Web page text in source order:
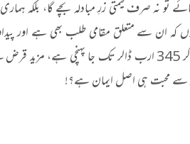
تو نہ صرف قیمتی زرِ مبادلہ بچے گا، بلکہ
کہ ان سے متعلق مقامی طلب بھی ہے اور
لیکن حکومت کا حالیہ اعلان کہ پاکستان کی معیشت اب 295 ارب ڈالر سے بڑھ کر 345 ارب
سے محبت ہی اصل ایمان ہے؟!